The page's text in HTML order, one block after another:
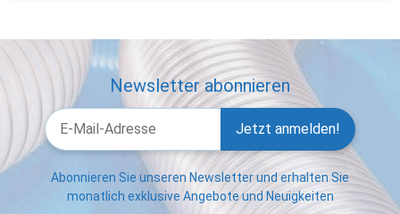
Newsletter abonnieren
Jetzt anmelden!
Abonnieren Sie unseren Newsletter und erhalten Sie
monatlich exklusive Angebote und Neuigkeiten